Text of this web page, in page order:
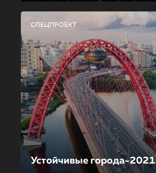
СПЕЦПРОЕКТ
Устойчивые города-2021